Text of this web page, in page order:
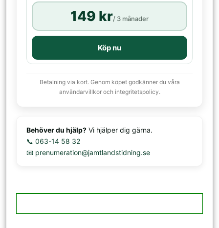
149 kr/ 3 månader
Köp nu
Betalning via kort. Genom köpet godkänner du våra
användarvillkor och integritetspolicy.
Behöver du hjälp? Vi hjälper dig gärna.
📞 063-14 58 32
📧 prenumeration@jamtlandstidning.se